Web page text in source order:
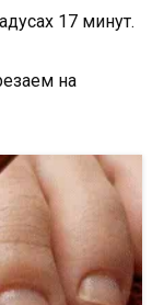
17 минут.
на